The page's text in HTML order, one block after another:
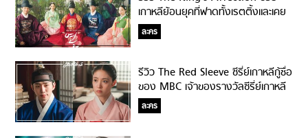
เกาหลีย้อนยุคที่ฟาดทั้งเรตติ้งและเคย
ยืน TOP10 บน Netflix ทั่วโลก!!!
ละคร
รีวิว The Red Sleeve ซีรี่ย์เกาหลีกู้ชื่อ
ของ MBC เจ้าของรางวัลซีรี่ย์เกาหลี
ยอดเยี่ยม!!!
ละคร